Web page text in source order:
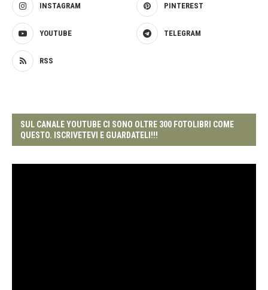
INSTAGRAM PINTEREST
YOUTUBE TELEGRAM
RSS
SUL CANALE YOUTUBE CI SONO OLTRE 300 FOTOLIBRI COME
QUESTO. ISCRIVETEVI E GUARDATELI!!!